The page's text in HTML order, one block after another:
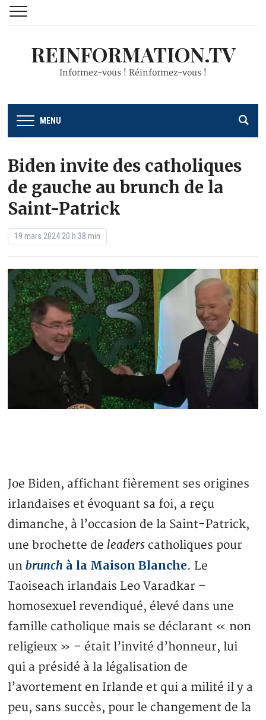
REINFORMATION.TV
Informez-vous ! Réinformez-vous !
MENU
Biden invite des catholiques
de gauche au brunch de la
Saint-Patrick
19 mars 2024 20 h 38 min
Joe Biden, affichant fièrement ses origines
irlandaises et évoquant sa foi, a reçu
dimanche, à l’occasion de la Saint-Patrick,
une brochette de leaders catholiques pour
unbrunch à la Maison Blanche. Le
Taoiseach irlandais Leo Varadkar –
homosexuel revendiqué, élevé dans une
famille catholique mais se déclarant « non
religieux » – était l’invité d’honneur, lui
qui a présidé à la légalisation de
l’avortement en Irlande et qui a milité il y a
peu, sans succès, pour le changement de la